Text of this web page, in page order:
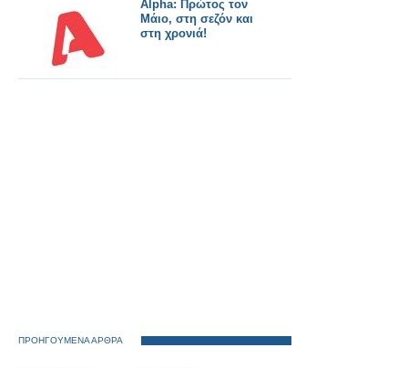
Alpha: Πρώτος τον
Μάιο, στη σεζόν και
στη χρονιά!
ΠΡΟΗΓΟΥΜΕΝΑ ΑΡΘΡΑ